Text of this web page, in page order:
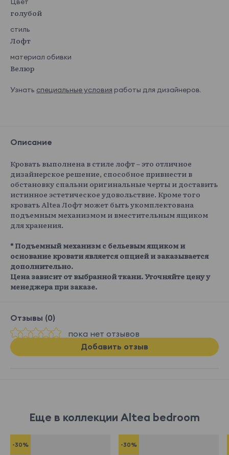
голубой
стиль
Лофт
материал обивки
Велюр
Узнать специальные условия работы для дизайнеров.
Описание
Кровать выполнена в стиле лофт – это отличное
дизайнерское решение, способное привнести в
обстановку спальни оригинальные черты и доставить
истинное эстетическое удовольствие. Кроме того
кровать Altea Лофт может быть укомплектована
подъемным механизмом и вместительным ящиком
для хранения.
* Подъемный механизм с бельевым ящиком и
основание кровати является опцией и заказывается
дополнительно.
Цена зависит от выбранной ткани. Уточняйте цену у
менеджера при заказе.
Отзывы (0)
пока нет отзывов
Добавить отзыв
Еще в коллекции Altea bedroom
-30% -30%